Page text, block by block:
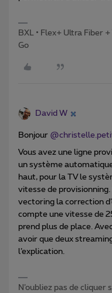
BXL • Flex+ Ultra Fiber
Go
David W
Bonjour
Vous avez une ligne
un système
haut, pour la TV le
vitesse de provisionning.
vectoring la correction
compte une vitesse de
prend plus de place.
avoir que deux
l’explication.
N’oubliez pas de cliquer